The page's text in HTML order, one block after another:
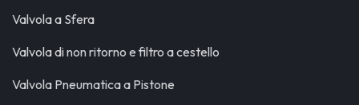
Valvola a Sfera
Valvola di non ritorno e filtro a cestello
Valvola Pneumatica a Pistone